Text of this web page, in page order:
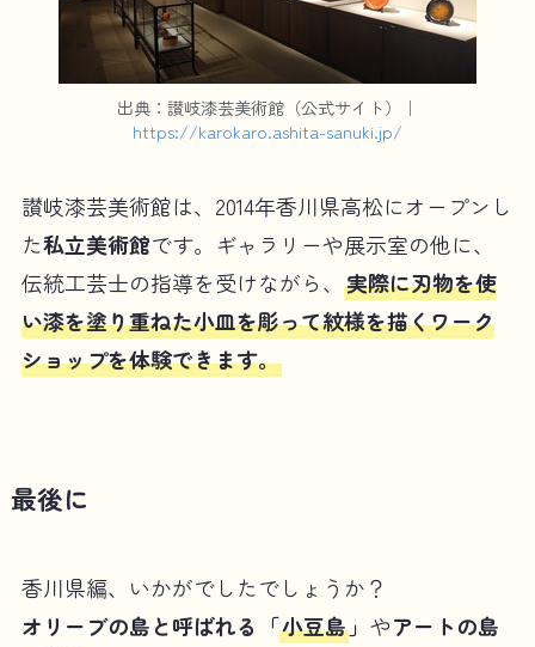
出典：讃岐漆芸美術館（公式サイト）｜
https://karokaro.ashita-sanuki.jp/
讃岐漆芸美術館は、2014年香川県高松にオープンし
た私立美術館です。ギャラリーや展示室の他に、
伝統工芸士の指導を受けながら、 実際に刃物を使
い漆を塗り重ねた小皿を彫って紋様を描くワーク
ショップを体験できます。
最後に
香川県編、いかがでしたでしょうか？
オリーブの島と呼ばれる「小豆島」 やアートの島